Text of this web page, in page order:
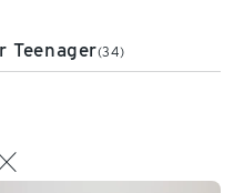
Teenager(34)